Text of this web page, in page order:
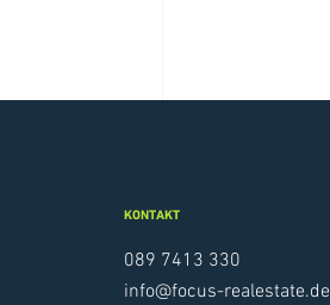
KONTAKT
089 7413 330
info@focus-realestate.de